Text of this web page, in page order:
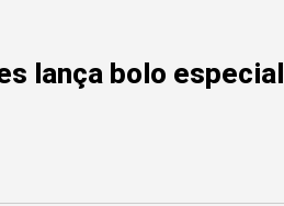
lança bolo